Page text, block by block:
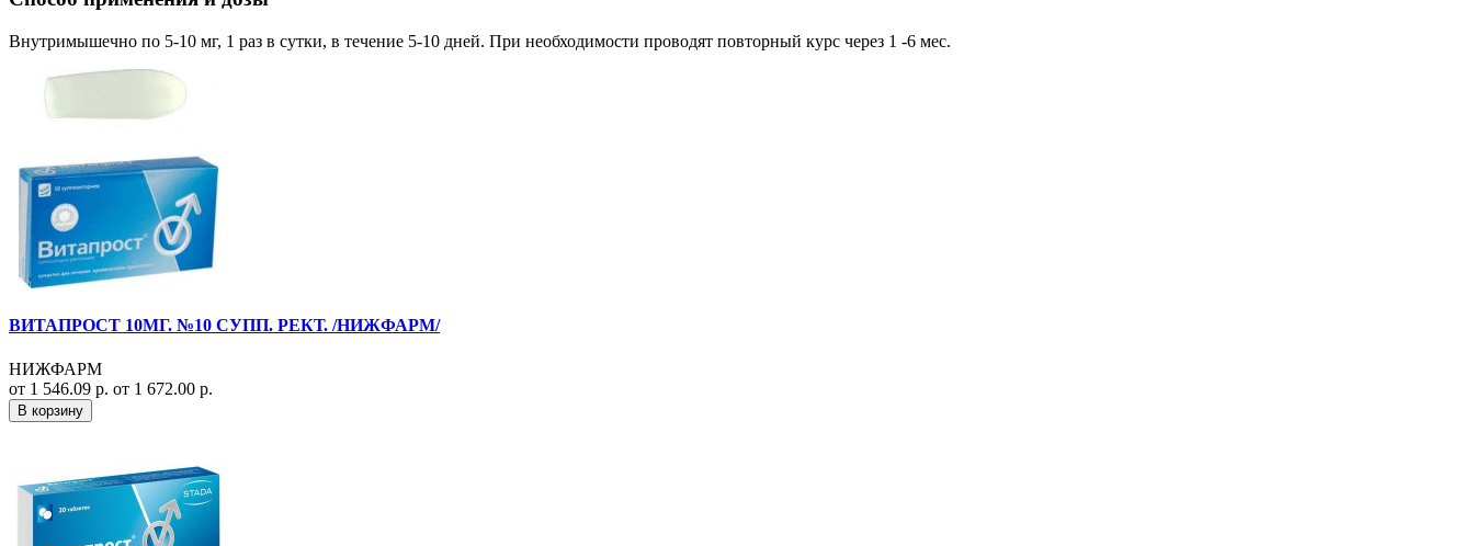
Внутримышечно по 5-10 мг, 1 раз в сутки, в течение 5-10 дней. При необходимости проводят повторный курс через 1 -6 мес.
ВИТАПРОСТ 10МГ. №10 СУПП. РЕКТ. /НИЖФАРМ/
НИЖФАРМ
от 1 546.09 р. от 1 672.00 р.
В корзину